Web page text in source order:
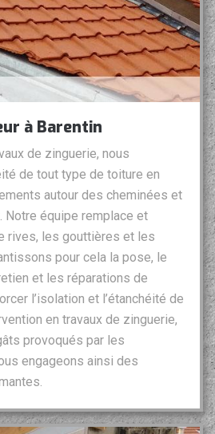
à Barentin
de zinguerie, nous
de tout type de toiture en
autour des cheminées et
équipe remplace et
rives, les gouttières et les
pour cela la pose, le
et les réparations de
l’isolation et l’étanchéité de
en travaux de zinguerie,
provoqués par les
engageons ainsi des